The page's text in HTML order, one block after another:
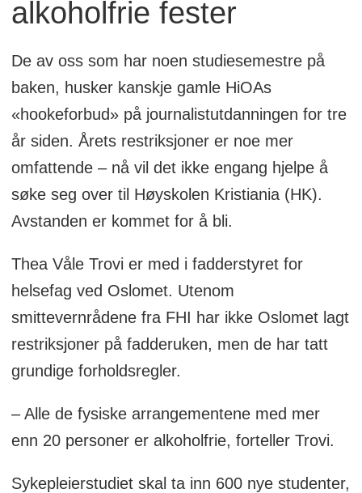
alkoholfrie fester
De av oss som har noen studiesemestre på
baken, husker kanskje gamle HiOAs
«hookeforbud» på journalistutdanningen for tre
år siden. Årets restriksjoner er noe mer
omfattende – nå vil det ikke engang hjelpe å
søke seg over til Høyskolen Kristiania (HK).
Avstanden er kommet for å bli.
Thea Våle Trovi er med i fadderstyret for
helsefag ved Oslomet. Utenom
smittevernrådene fra FHI har ikke Oslomet lagt
restriksjoner på fadderuken, men de har tatt
grundige forholdsregler.
– Alle de fysiske arrangementene med mer
enn 20 personer er alkoholfrie, forteller Trovi.
Sykepleierstudiet skal ta inn 600 nye studenter,